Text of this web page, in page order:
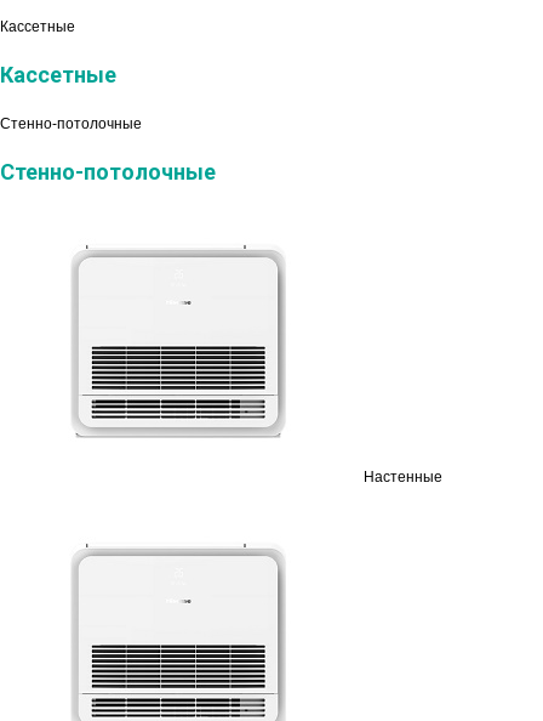
Кассетные
Кассетные
Стенно-потолочные
Стенно-потолочные
Настенные